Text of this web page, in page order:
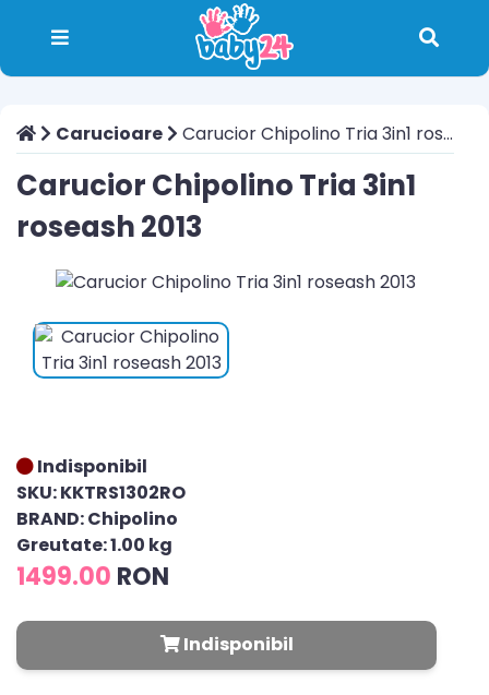
Carucioare Carucior Chipolino Tria 3in1 roseash 2013
Carucior Chipolino Tria 3in1
roseash 2013
Indisponibil
SKU: KKTRS1302RO
BRAND: Chipolino
Greutate: 1.00 kg
1499.00 RON
Indisponibil